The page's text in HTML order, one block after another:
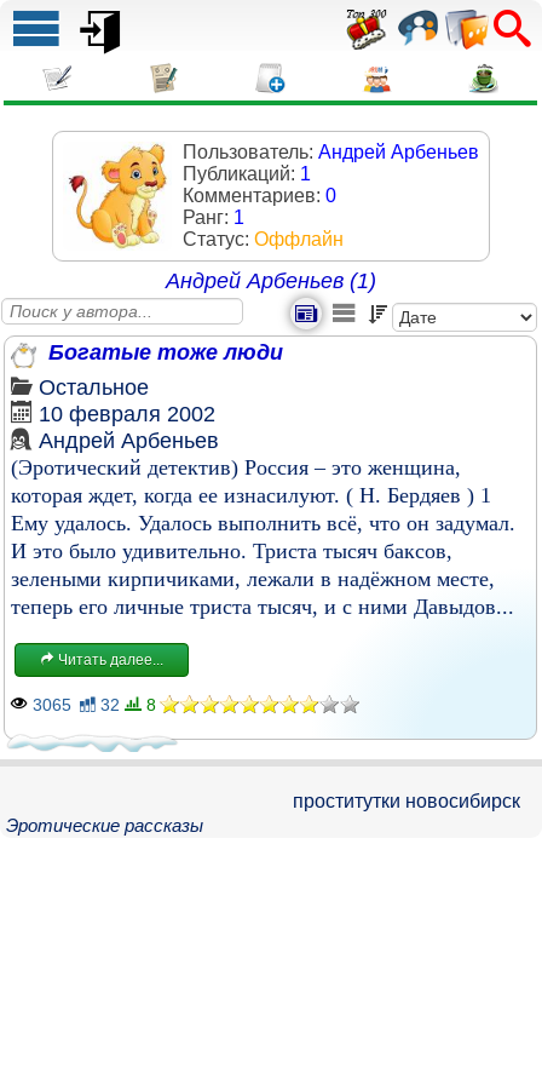
Пользователь: Андрей Арбеньев
Публикаций: 1
Комментариев: 0
Ранг: 1
Статус: Оффлайн
Андрей Арбеньев (1)
Богатые тоже люди
Остальное
10 февраля 2002
Андрей Арбеньев
(Эротический детектив) Россия – это женщина,
которая ждет, когда ее изнасилуют. ( Н. Бердяев ) 1
Ему удалось. Удалось выполнить всё, что он задумал.
И это было удивительно. Триста тысяч баксов,
зелеными кирпичиками, лежали в надёжном месте,
теперь его личные триста тысяч, и с ними Давыдов...
Читать далее...
3065 32 8
Эротические рассказы
проститутки новосибирск